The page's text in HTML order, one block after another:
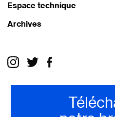
Espace technique
Archives